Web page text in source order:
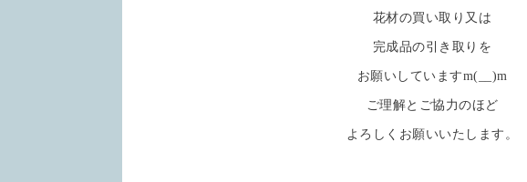
花材の買い取り又は
完成品の引き取りを
お願いしていますm(__)m
ご理解とご協力のほど
よろしくお願いいたします。